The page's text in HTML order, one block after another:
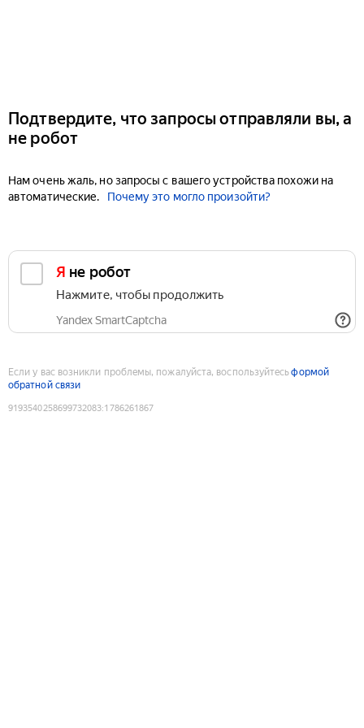
Подтвердите, что запросы отправляли вы, а
не робот
Нам очень жаль, но запросы с вашего устройства похожи на
автоматические.
Почему это могло произойти?
Я не робот
Нажмите, чтобы продолжить
Yandex SmartCaptcha
Если у вас возникли проблемы, пожалуйста, воспользуйтесьформой
обратной связи
9193540258699732083:1786261867